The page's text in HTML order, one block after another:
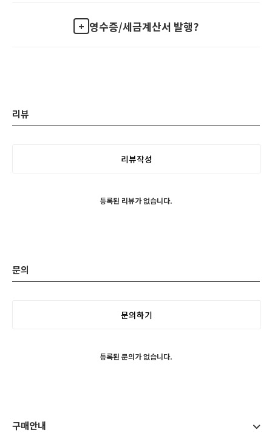
영수증/세금계산서 발행?
리뷰
리뷰작성
등록된 리뷰가 없습니다.
문의
문의하기
등록된 문의가 없습니다.
구매안내